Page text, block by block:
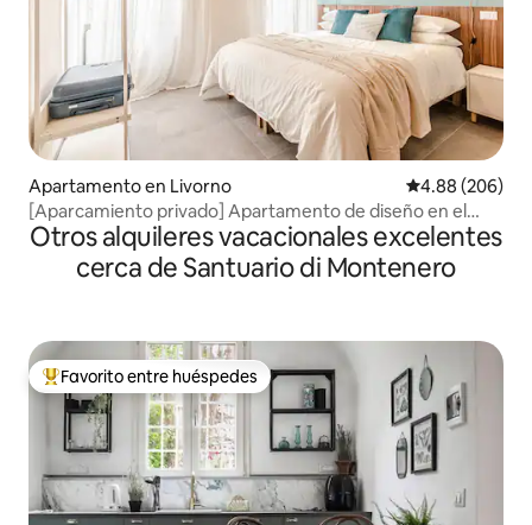
Apartamento en Livorno Calificación
4.88 (206)
[Aparcamiento privado] Apartamento de diseño en el
centro
Otros alquileres vacacionales excelentes
cerca de Santuario di Montenero
Favorito entre huéspedes preferido
Favorito entre huéspedes